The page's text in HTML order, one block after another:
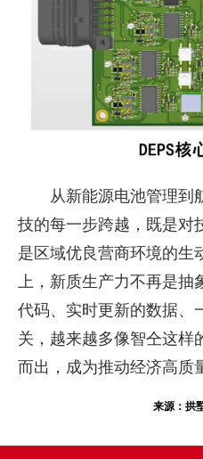
从新能源电池管理到
技的每一步跨越，既是对
是区域优良营商环境的生
上，新质生产力不再是抽
代码、实时更新的数据、
关，越来越多像智仝这样
而出，成为推动经济高质
来源：拱